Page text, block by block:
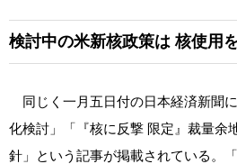
検討中の米新核政策は 核使用
同じく一月五日付の日本経済新聞
化検討」「『核に反撃 限定』裁量余
針」という記事が掲載されている。